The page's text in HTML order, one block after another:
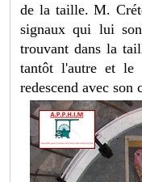
de la taille. M.
signaux qui lui
trouvant dans la
tantôt l'autre et le
redescend avec son